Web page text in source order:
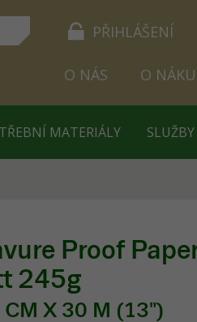
PŘIHLÁŠENÍ
O NÁS O
MATERIÁLY SLUŽBY
Proof
245g
CM X 30 M (13")